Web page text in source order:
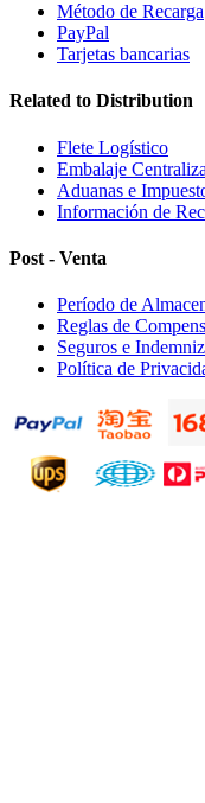
Método de Recarga
PayPal
Tarjetas bancarias
Related to Distribution
Flete Logístico
Embalaje
Aduanas e
Información de
Post - Venta
Período de
Reglas de
Seguros e
Política de